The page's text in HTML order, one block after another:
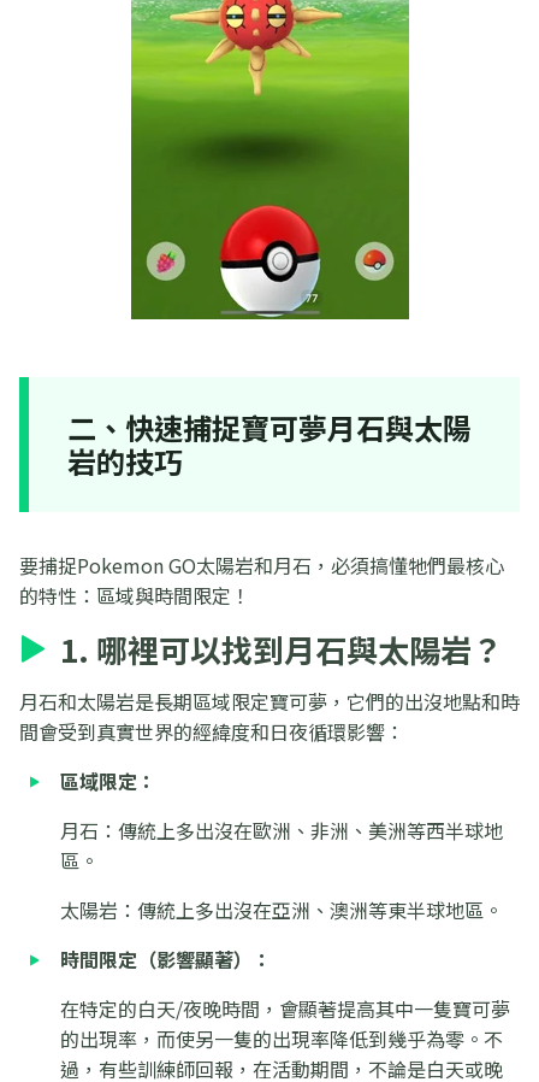
二、快速捕捉寶可夢月石與太陽
岩的技巧
要捕捉Pokemon GO太陽岩和月石，必須搞懂牠們最核心
的特性：區域與時間限定！
1. 哪裡可以找到月石與太陽岩？
月石和太陽岩是長期區域限定寶可夢，它們的出沒地點和時
間會受到真實世界的經緯度和日夜循環影響：
區域限定：
月石：傳統上多出沒在歐洲、非洲、美洲等西半球地
區。
太陽岩：傳統上多出沒在亞洲、澳洲等東半球地區。
時間限定（影響顯著）：
在特定的白天/夜晚時間，會顯著提高其中一隻寶可夢
的出現率，而使另一隻的出現率降低到幾乎為零。不
過，有些訓練師回報，在活動期間，不論是白天或晚